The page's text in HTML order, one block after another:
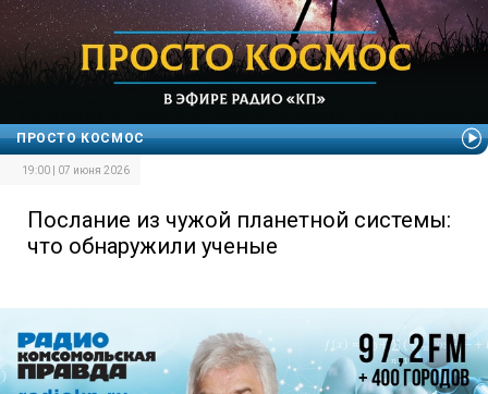
ПРОСТО КОСМОС
19:00 | 07 июня 2026
Послание из чужой планетной системы:
что обнаружили ученые